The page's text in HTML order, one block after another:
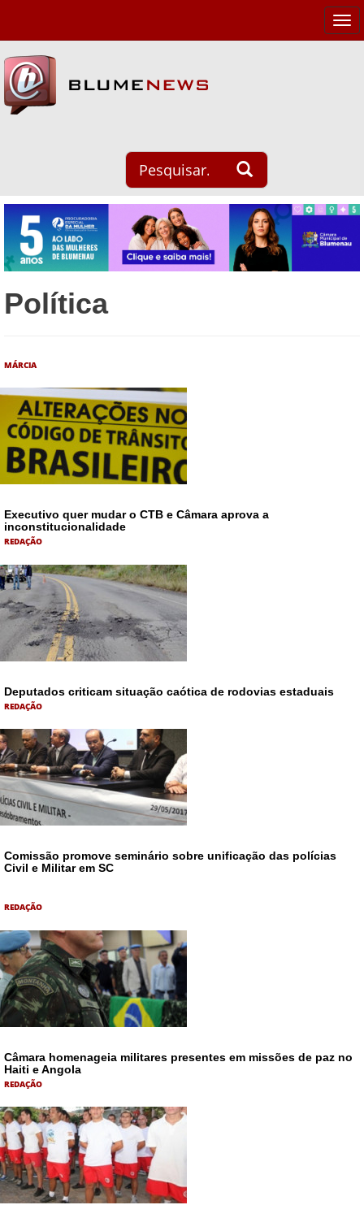
Política
MÁRCIA
Executivo quer mudar o CTB e Câmara aprova a
inconstitucionalidade
REDAÇÃO
Deputados criticam situação caótica de rodovias estaduais
REDAÇÃO
Comissão promove seminário sobre unificação das polícias
Civil e Militar em SC
REDAÇÃO
Câmara homenageia militares presentes em missões de paz no
Haiti e Angola
REDAÇÃO